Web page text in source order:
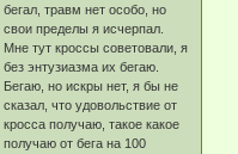
бегал, травм нет особо, но
свои пределы я исчерпал.
Мне тут кроссы советовали, я
без энтузиазма их бегаю.
Бегаю, но искры нет, я бы не
сказал, что удовольствие от
кросса получаю, такое какое
получаю от бега на 100